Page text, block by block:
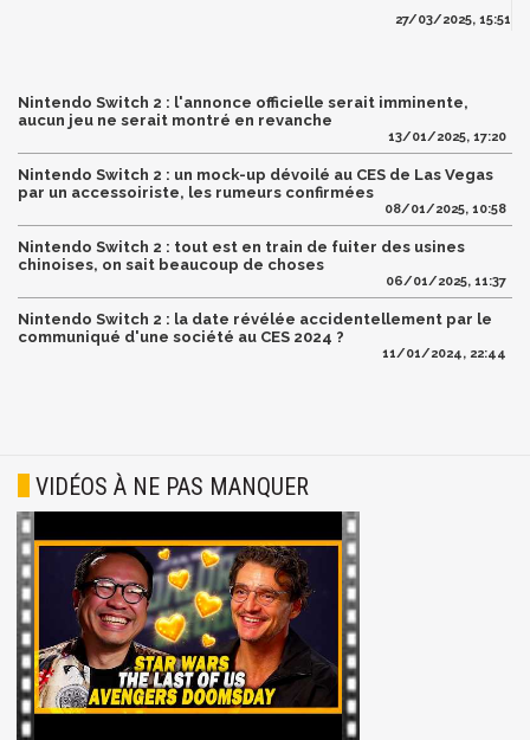
27/03/2025, 15:51
Nintendo Switch 2 : l'annonce officielle serait imminente,
aucun jeu ne serait montré en revanche
13/01/2025, 17:20
Nintendo Switch 2 : un mock-up dévoilé au CES de Las Vegas
par un accessoiriste, les rumeurs confirmées
08/01/2025, 10:58
Nintendo Switch 2 : tout est en train de fuiter des usines
chinoises, on sait beaucoup de choses
06/01/2025, 11:37
Nintendo Switch 2 : la date révélée accidentellement par le
communiqué d'une société au CES 2024 ?
11/01/2024, 22:44
VIDÉOS À NE PAS MANQUER